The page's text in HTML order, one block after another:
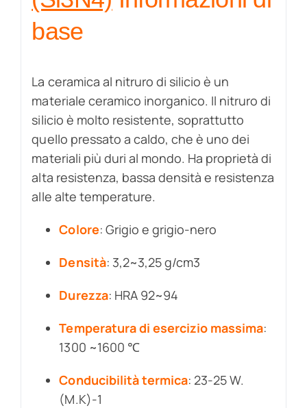
base
La ceramica al nitruro di silicio è un
materiale ceramico inorganico. Il nitruro di
silicio è molto resistente, soprattutto
quello pressato a caldo, che è uno dei
materiali più duri al mondo. Ha proprietà di
alta resistenza, bassa densità e resistenza
alle alte temperature.
Colore: Grigio e grigio-nero
Densità: 3,2~3,25 g/cm3
Durezza: HRA 92~94
Temperatura di esercizio massima:
1300 ~1600 ℃
Conducibilità termica: 23-25 W.
(M.K)-1